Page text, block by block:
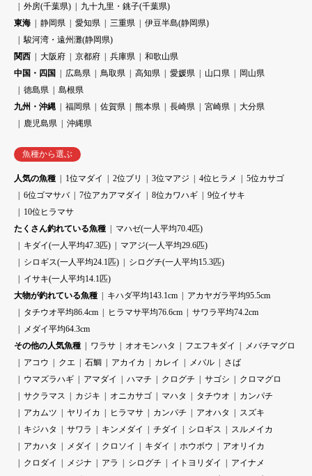
外房(千葉県)
九十九里・銚子(千葉県)
東海
静岡県 愛知県 三重県
伊豆半島(静岡県)
駿河湾・遠州灘(静岡県)
関西
大阪府 京都府 兵庫県
和歌山県
中国・四国
広島県 鳥取県 高知県 愛媛県 山口県
岡山県
徳島県
島根県
九州・沖縄
福岡県 佐賀県 熊本県 長崎県 宮崎県
大分県
鹿児島県
沖縄県
魚種から選ぶ
人気の魚種 1位マダイ 2位ブリ 3位マアジ 4位ヒラメ
5位カサゴ
6位ゴマサバ
7位アカアマダイ 8位カワハギ
9位イサキ
10位ヒラマサ
たくさん釣れている魚種
マハゼ(一人平均70.4匹)
キダイ(一人平均47.3匹)
マアジ(一人平均29.6匹)
シロギス(一人平均24.1匹)
シログチ(一人平均15.3匹)
イサキ(一人平均14.1匹)
大物が釣れている魚種
キハダ平均143.1cm
アカヤガラ平均95.5cm
タチウオ平均86.4cm
ヒラマサ平均76.6cm
サワラ平均74.2cm
メダイ平均64.3cm
その他の人気魚種
ワラサ オオモンハタ フエフキダイ
メバチマグロ
アコウ
クエ 石鯛 アカイカ カレイ メバル
さば
ウマズラハギ
アマダイ ハマチ クログチ サゴシ
クロマグロ
サクラマス
カジキ オニカサゴ マハタ タチウオ
カンパチ
アカムツ
ヤリイカ ヒラマサ カンパチ アオハタ
スズキ
キジハタ
サワラ キンメダイ チダイ シロギス
スルメイカ
アカハタ
メダイ クロソイ キダイ ホウボウ
アオリイカ
クロダイ
メジナ アラ シログチ イトヨリダイ
アイナメ